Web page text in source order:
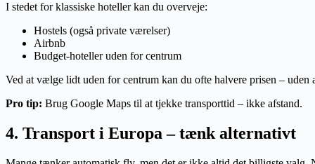
I stedet for klassiske hoteller kan du overveje:
Hostels (også private værelser)
Airbnb
Budget-hoteller uden for centrum
Ved at vælge lidt uden for centrum kan du ofte halvere prisen – uden
Pro tip: Brug Google Maps til at tjekke transporttid – ikke afstand.
4. Transport i Europa – tænk alternativt